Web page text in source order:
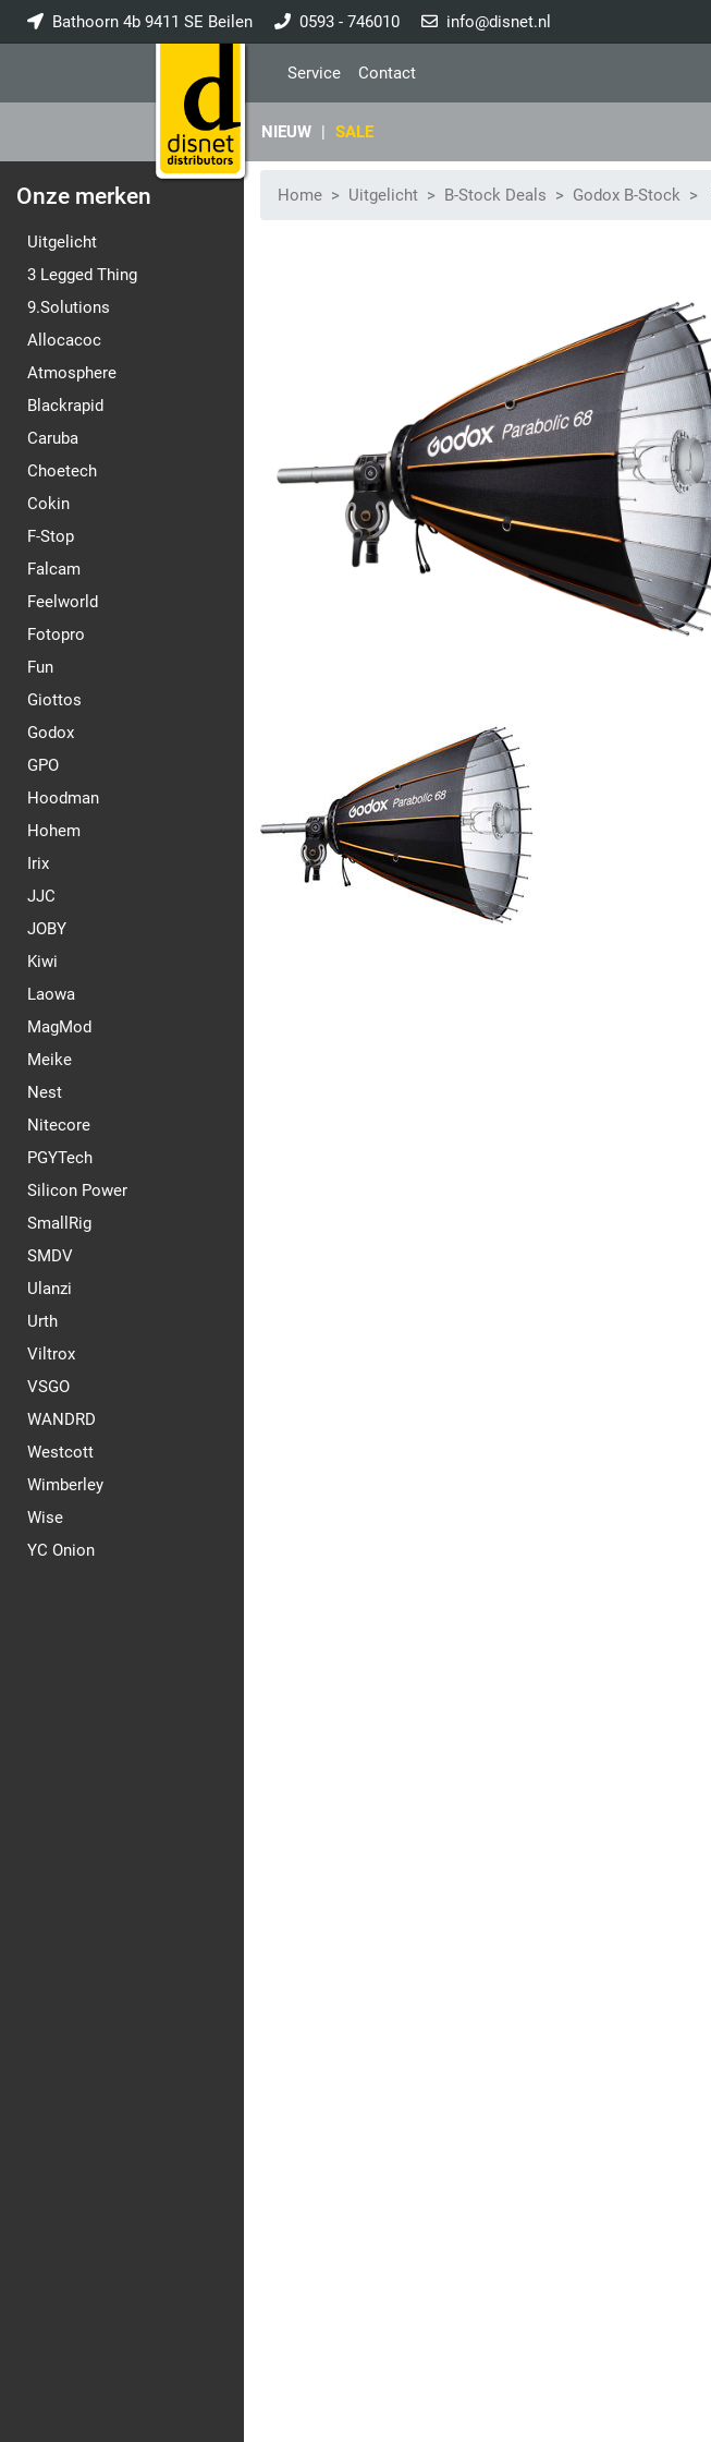
Bathoorn 4b 9411 SE Beilen 0593 - 746010 info@disnet.nl
Service Contact
NIEUW | SALE
Onze merken
Uitgelicht
3 Legged Thing
9.Solutions
Allocacoc
Atmosphere
Blackrapid
Caruba
Choetech
Cokin
F-Stop
Falcam
Feelworld
Fotopro
Fun
Giottos
Godox
GPO
Hoodman
Hohem
Irix
JJC
JOBY
Kiwi
Laowa
MagMod
Meike
Nest
Nitecore
PGYTech
Silicon Power
SmallRig
SMDV
Ulanzi
Urth
Viltrox
VSGO
WANDRD
Westcott
Wimberley
Wise
YC Onion
Home Uitgelicht B-Stock Deals Godox B-Stock